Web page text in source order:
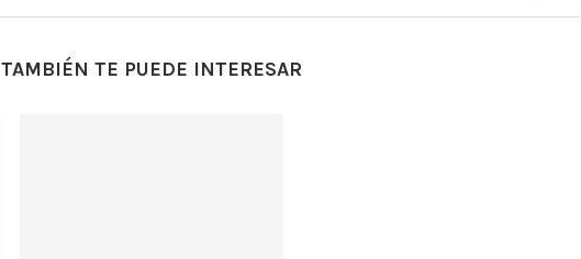
TAMBIÉN TE PUEDE INTERESAR